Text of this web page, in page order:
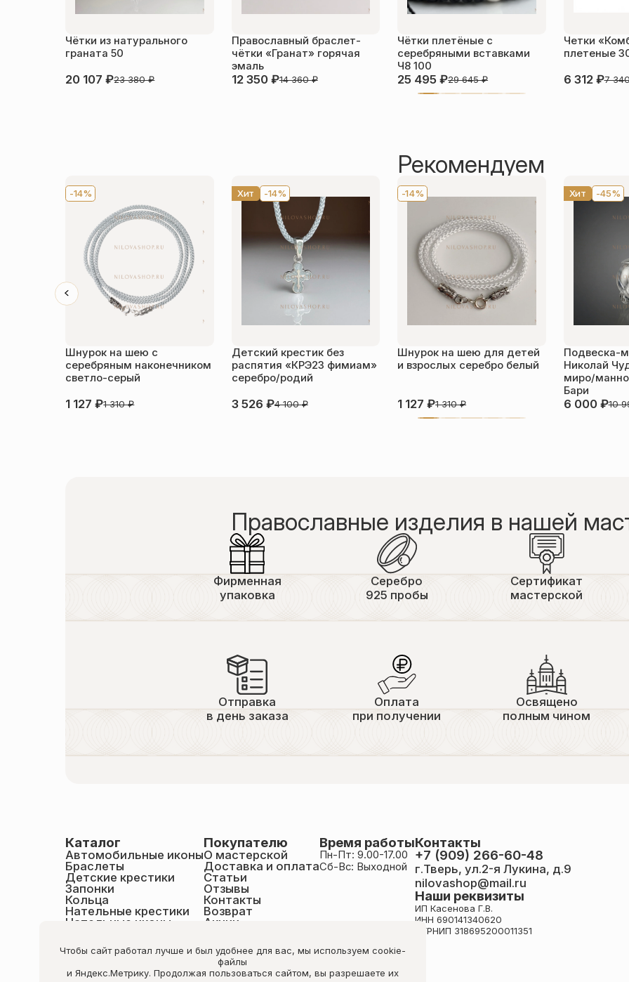
Чётки из натурального
граната 50
20 107₽23 380₽
Православный браслет-
чётки «Гранат» горячая
эмаль
12 350 ₽14 360₽
Чётки плетёные с
серебряными вставками
Ч8 100
25 495₽29 645₽
Четки
плетеные
6 312 ₽7
Рекомендуем
-14%
Шнурок на шею с
серебряным наконечником
светло-серый
1 127₽1 310₽
Хит -14%
Детский крестик без
распятия «КРЭ23 фимиам»
серебро/родий
3 526 ₽4 100₽
-14%
Шнурок на шею для детей
и взрослых серебро белый
1 127₽1 310₽
Хит -45%
Подвеска-
Николай
миро/
Бари
6 000 ₽10
Православные изделия в нашей
Фирменная
упаковка
Серебро
925 пробы
Сертификат
мастерской
Отправка
в день заказа
Оплата
при получении
Освящено
полным чином
Каталог
Автомобильные иконы
Браслеты
Детские крестики
Запонки
Кольца
Нательные крестики
Нательные иконы
Образки именные
Статуэтки святых
Шнурки на шею
Чётки
Покупателю
О мастерской
Доставка и оплата
Статьи
Отзывы
Контакты
Возврат
Акции
Время работы
Пн-Пт: 9.00-17.00
Сб-Вс: Выходной
Контакты
+7 (909) 266-60-48
г.Тверь, ул.2-я Лукина, д.9
nilovashop@mail.ru
Наши реквизиты
ИП Касенова Г.В.
ИНН 690141340620
ОГРНИП 318695200011351
Чтобы сайт работал лучше и был удобнее для вас, мы используем cookie-
файлы
и Яндекс.Метрику. Продолжая пользоваться сайтом, вы разрешаете их